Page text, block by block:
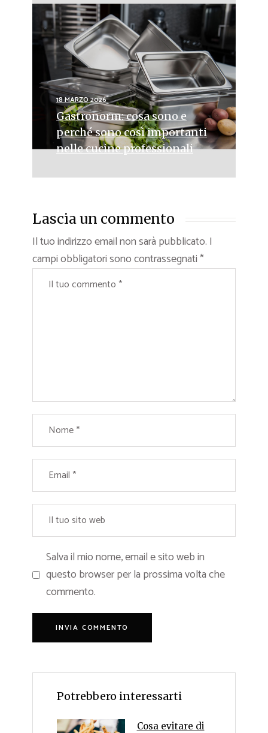
18 MARZO 2026
Gastronorm: cosa sono e
perché sono così importanti
nelle cucine professionali
Lascia un commento
Il tuo indirizzo email non sarà pubblicato. I
campi obbligatori sono contrassegnati*
Salva il mio nome, email e sito web in
questo browser per la prossima volta che
commento.
Potrebbero interessarti
Cosa evitare di